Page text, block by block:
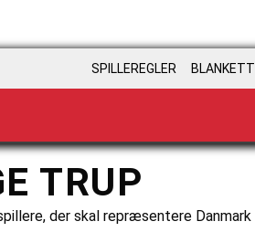
SPILLEREGLER
TRUP
der skal repræsentere Danmark